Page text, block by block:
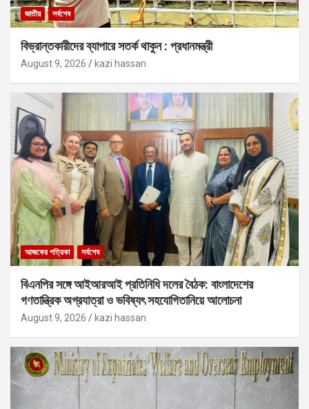
জাতীয় সর্বশেষ
বিভ্রান্তকারীদের ব্যাপারে সতর্ক থাকুন : প্রধানমন্ত্রী
August 9, 2026 kazi hassan
আজকের পত্রিকা সর্বশেষ
বিএনপির সঙ্গে আইআরআই প্রতিনিধি দলের বৈঠক: বাংলাদেশের
গণতান্ত্রিক অগ্রযাত্রা ও ভবিষ্যৎ সহযোগিতানিয়ে আলোচনা
August 9, 2026 kazi hassan